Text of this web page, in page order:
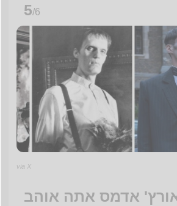
5/6
via X